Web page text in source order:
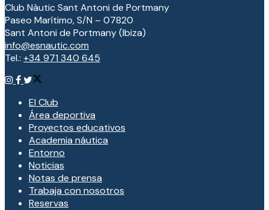
Club Nàutic Sant Antoni de Portmany
Paseo Marítimo, S/N – 07820
Sant Antoni de Portmany (Ibiza)
info@esnautic.com
Tel.: +34 971 340 645
El Club
Área deportiva
Proyectos educativos
Academia náutica
Entorno
Noticias
Notas de prensa
Trabaja con nosotros
Reservas